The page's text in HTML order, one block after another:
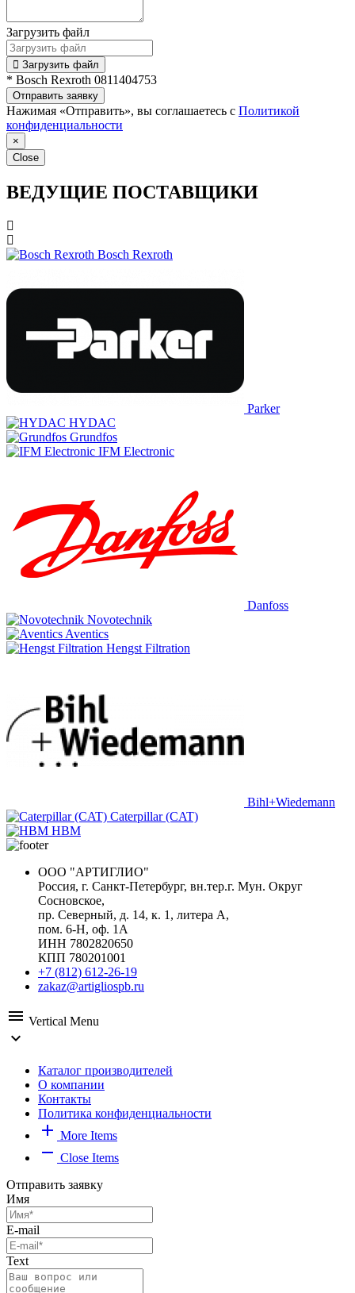
Загрузить файл
Загрузить файл
* Bosch Rexroth 0811404753
Отправить заявку
Нажимая «Отправить», вы соглашаетесь с Политикой
конфиденциальности
×
Close
ВЕДУЩИЕ ПОСТАВЩИКИ
Bosch Rexroth
Parker
HYDAC
Grundfos
IFM Electronic
Danfoss
Novotechnik
Aventics
Hengst Filtration
Bihl+Wiedemann
Caterpillar (CAT)
HBM
ООО "АРТИГЛИО"
Россия, г. Санкт-Петербург, вн.тер.г. Мун. Округ
Сосновское,
пр. Северный, д. 14, к. 1, литера А,
пом. 6-Н, оф. 1А
ИНН 7802820650
КПП 780201001
+7 (812) 612-26-19
zakaz@artigliospb.ru
menu Vertical Menu
expand_more
Каталог производителей
О компании
Контакты
Политика конфиденциальности
add More Items
remove Close Items
Отправить заявку
Имя
E-mail
Text